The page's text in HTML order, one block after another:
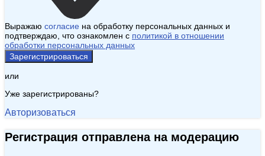
Выражаю согласие на обработку персональных данных и
подтверждаю, что ознакомлен с политикой в отношении
обработки персональных данных
Зарегистрироваться
или
Уже зарегистрированы?
Авторизоваться
Регистрация отправлена на модерацию